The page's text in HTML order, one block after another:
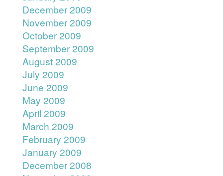
December 2009
November 2009
October 2009
September 2009
August 2009
July 2009
June 2009
May 2009
April 2009
March 2009
February 2009
January 2009
December 2008